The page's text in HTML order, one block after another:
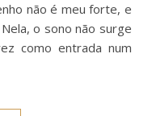
não é meu forte, e
o sono não surge
como entrada num